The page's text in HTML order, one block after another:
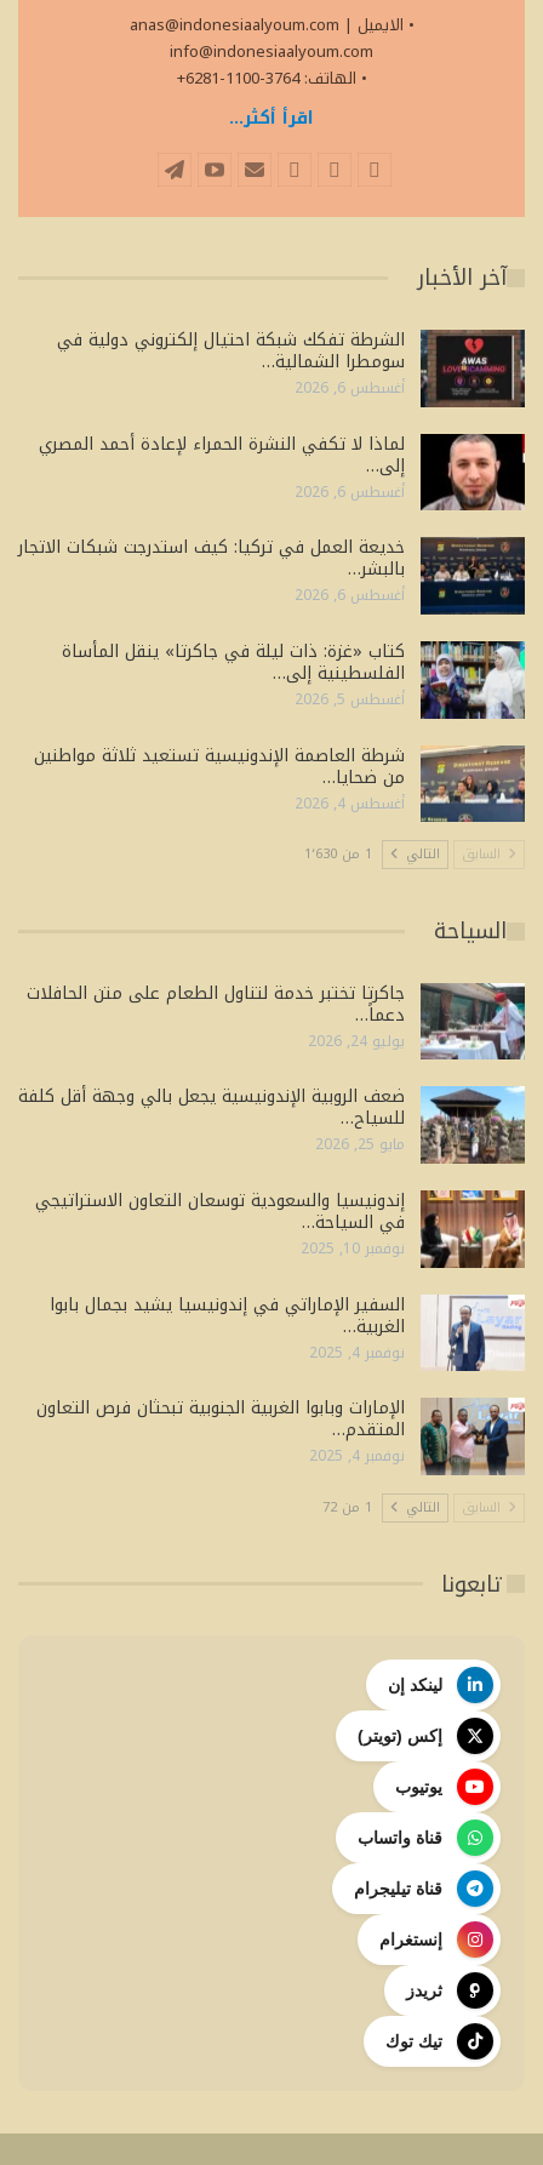
• الايميل
anas@indonesiaalyoum.com |
info@indonesiaalyoum.com
• الهاتف: 3764-1100-6281+
اقرأ أكثر...
آخر الأخبار
الشرطة تفكك شبكة احتيال إلكتروني دولية في
سومطرا الشمالية…
أغسطس 6, 2026
لماذا لا تكفي النشرة الحمراء لإعادة أحمد المصري
إلى…
أغسطس 6, 2026
خديعة العمل في تركيا: كيف استدرجت شبكات الاتجار
بالبشر…
أغسطس 6, 2026
كتاب «غزة: ذات ليلة في جاكرتا» ينقل المأساة
الفلسطينية إلى…
أغسطس 5, 2026
شرطة العاصمة الإندونيسية تستعيد ثلاثة مواطنين
من ضحايا…
أغسطس 4, 2026
السابق التالي 1 من 1٬630
السياحة
جاكرتا تختبر خدمة لتناول الطعام على متن الحافلات
دعماً…
يوليو 24, 2026
ضعف الروبية الإندونيسية يجعل بالي وجهة أقل كلفة
للسياح…
مايو 25, 2026
إندونيسيا والسعودية توسعان التعاون الاستراتيجي
في السياحة…
نوفمبر 10, 2025
السفير الإماراتي في إندونيسيا يشيد بجمال بابوا
الغربية…
نوفمبر 4, 2025
الإمارات وبابوا الغربية الجنوبية تبحثان فرص التعاون
المتقدم…
نوفمبر 4, 2025
السابق التالي 1 من 72
تابعونا
لينكد إن
إكس (تويتر)
يوتيوب
قناة واتساب
قناة تيليجرام
إنستغرام
ثريدز
تيك توك